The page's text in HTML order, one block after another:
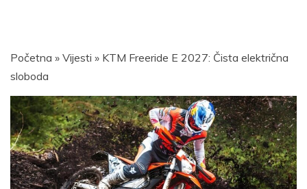
Početna » Vijesti » KTM Freeride E 2027: Čista električna
sloboda